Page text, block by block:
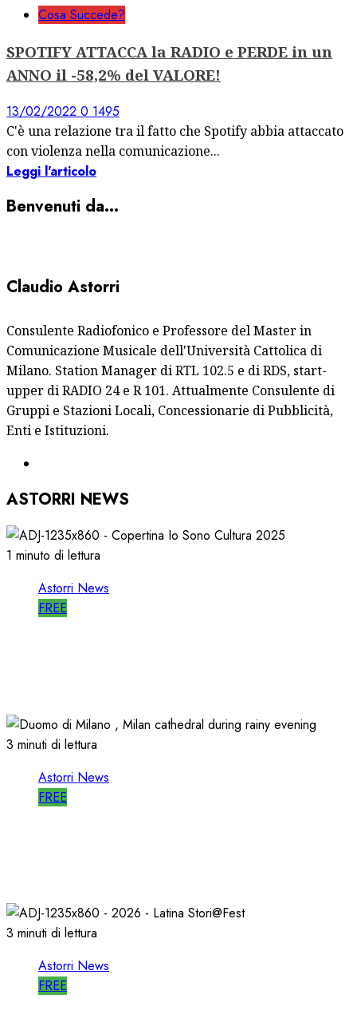
Cosa Succede?
SPOTIFY ATTACCA la RADIO e PERDE in un
ANNO il -58,2% del VALORE!
13/02/2022 0 1495
C'è una relazione tra il fatto che Spotify abbia attaccato
con violenza nella comunicazione...
Leggi l'articolo
Benvenuti da…
Claudio Astorri
Consulente Radiofonico e Professore del Master in
Comunicazione Musicale dell'Università Cattolica di
Milano. Station Manager di RTL 102.5 e di RDS, start-
upper di RADIO 24 e R 101. Attualmente Consulente di
Gruppi e Stazioni Locali, Concessionarie di Pubblicità,
Enti e Istituzioni.
ASTORRI NEWS
1 minuto di lettura
Astorri News
FREE
3 minuti di lettura
Astorri News
FREE
3 minuti di lettura
Astorri News
FREE